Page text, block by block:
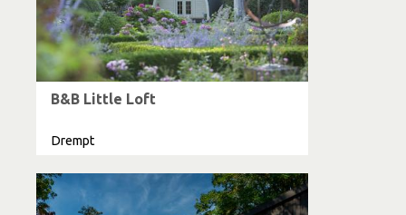
B&B Little Loft
Drempt